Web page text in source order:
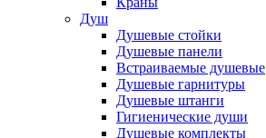
Душ
Душевые стойки
Душевые панели
Встраиваемые душевые
Душевые гарнитуры
Душевые штанги
Гигиенические души
Душевые комплекты